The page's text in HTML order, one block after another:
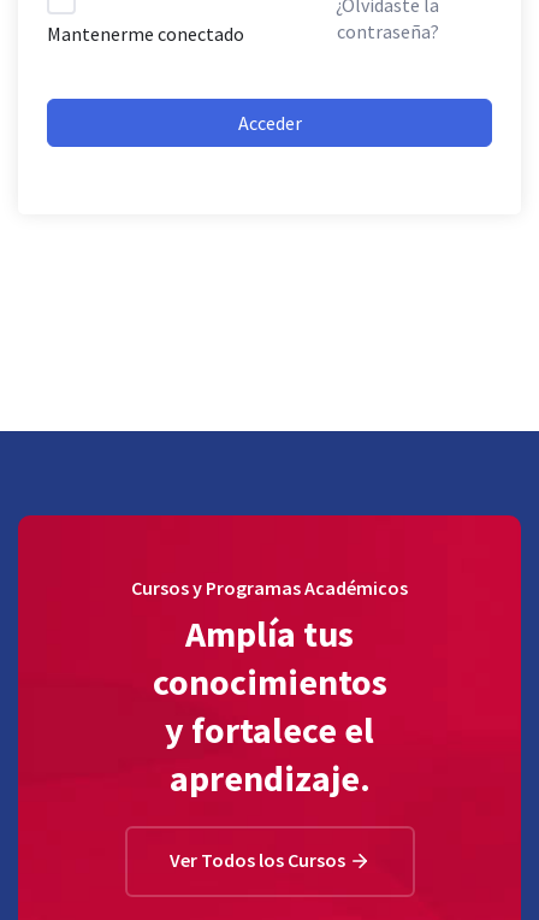
Mantenerme conectado
contraseña?
Acceder
Cursos y Programas Académicos
Amplía tus
conocimientos
y fortalece el
aprendizaje.
Ver Todos los Cursos